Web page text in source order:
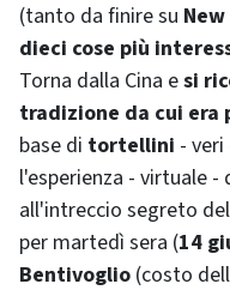
(tanto da finire su
dieci cose più
Torna dalla Cina esi
tradizione da cui
base di tortellini -
l'esperienza - virtuale -
all'intreccio segreto
per martedì sera (14
Bentivoglio (costo